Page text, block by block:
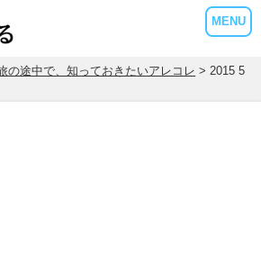
MENU
の途中で、知っておきたいアレコレ > 2015 5